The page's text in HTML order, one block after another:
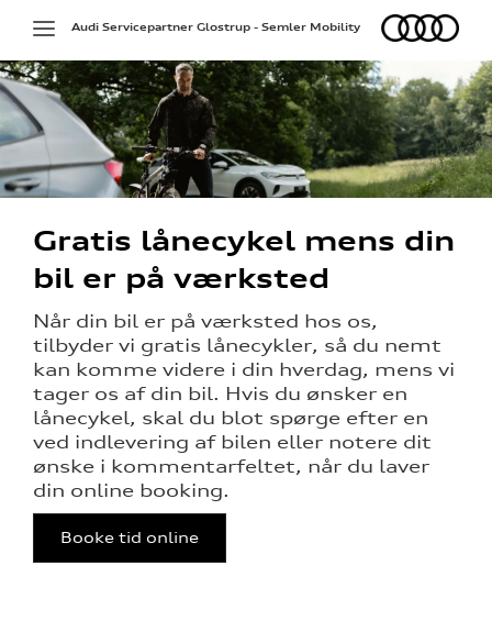
service
Toggle
navigation
Audi
Audi Servicepartner Glostrup - Semler Mobility
Gratis lånecykel mens din
bil er på værksted
Når din bil er på værksted hos os,
tilbyder vi gratis lånecykler, så du nemt
kan komme videre i din hverdag, mens vi
tager os af din bil. Hvis du ønsker en
lånecykel, skal du blot spørge efter en
ved indlevering af bilen eller notere dit
ønske i kommentarfeltet, når du laver
din online booking.
Booke tid online